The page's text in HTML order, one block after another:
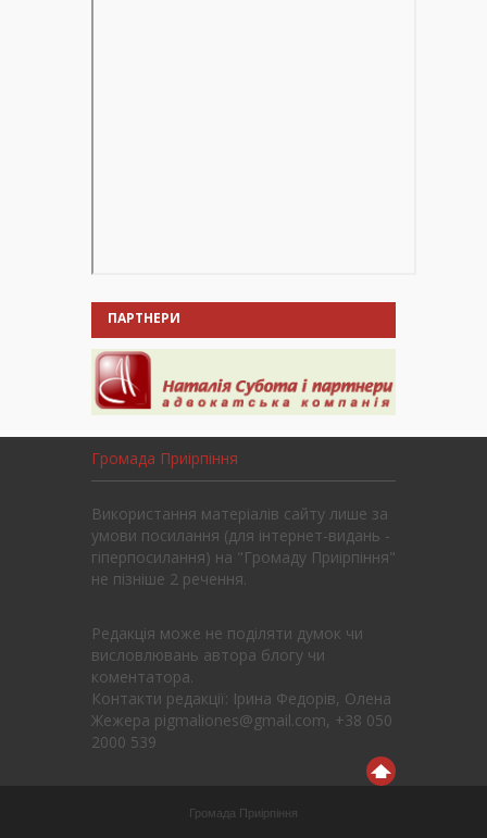
ПАРТНЕРИ
Громада Приірпіння
Використання матеріалів сайту лише за
умови посилання (для інтернет-видань -
гіперпосилання) на "Громаду Приірпіння"
не пізніше 2 речення.
Редакція може не поділяти думок чи
висловлювань автора блогу чи
коментатора.
Контакти редакції: Ірина Федорів, Олена
Жежера pigmaliones@gmail.com, +38 050
2000 539
Громада Приірпіння